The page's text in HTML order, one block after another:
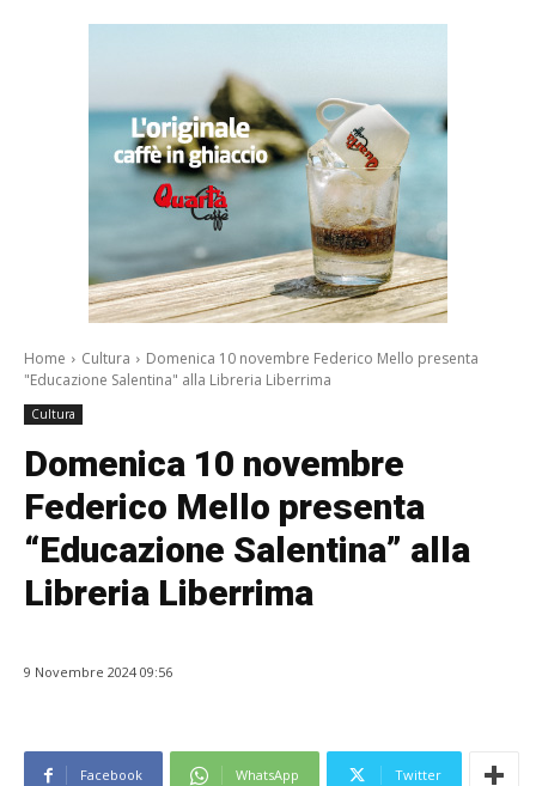
Home Cultura
Domenica 10 novembre Federico Mello presenta
"Educazione Salentina" alla Libreria Liberrima
Cultura
Domenica 10 novembre
Federico Mello presenta
“Educazione Salentina” alla
Libreria Liberrima
9 Novembre 2024 09:56
Facebook WhatsApp Twitter